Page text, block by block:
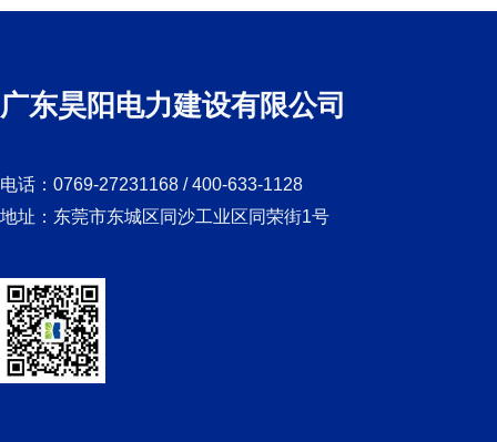
广东昊阳电力建设有限公司
电话：0769-27231168 / 400-633-1128
地址：东莞市东城区同沙工业区同荣街1号